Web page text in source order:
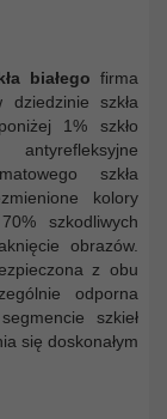
białego firma
szkła
1% szkło
szkła
kolory
szkodliwych
obrazów.
z obu
odporna
szkieł
się doskonałym